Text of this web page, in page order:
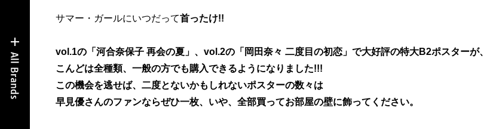
サマー・ガールにいつだって首ったけ!!
vol.1の「河合奈保子 再会の夏」、vol.2の「岡田奈々 二度目の初恋」で大好評の特大B2ポスターが、
こんどは全種類、一般の方でも購入できるようになりました!!!
この機会を逃せば、二度とないかもしれないポスターの数々は
早見優さんのファンならぜひ一枚、いや、全部買ってお部屋の壁に飾ってください。